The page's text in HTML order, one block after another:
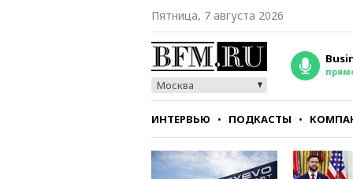
Пятница, 7 августа 2026
Москва
ИНТЕРВЬЮ ПОДКАСТЫ
СТИЛЬ ТЕСТЫ